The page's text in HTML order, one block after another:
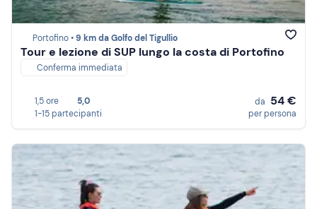
Portofino •9 km da Golfo del Tigullio
Tour e lezione di SUP lungo la costa di Portofino
Conferma immediata
1,5 ore
5,0
1-15 partecipanti
da 54 €
per persona